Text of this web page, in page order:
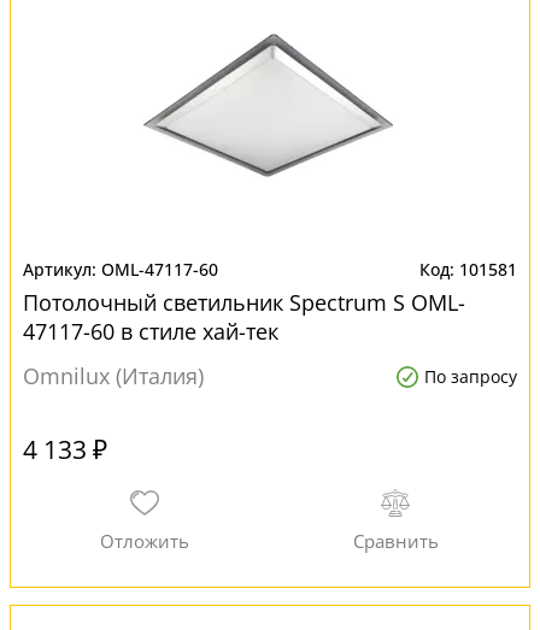
OML-47117-60 101581
Потолочный светильник Spectrum S OML-
47117-60 в стиле хай-тек
Omnilux (Италия)
По запросу
4 133 ₽